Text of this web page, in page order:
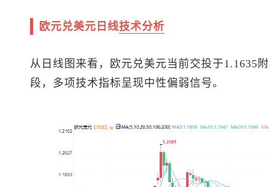
欧元兑美元 日线技术分析
从日线图来看， 欧元兑美元当前交投于1.1635
段，多项技术指标呈现中性偏弱信号。